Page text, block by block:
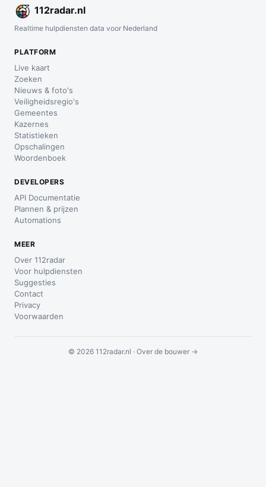
112radar.nl
Realtime hulpdiensten data voor Nederland
PLATFORM
Live kaart
Zoeken
Nieuws & foto's
Veiligheidsregio's
Gemeentes
Kazernes
Statistieken
Opschalingen
Woordenboek
DEVELOPERS
API Documentatie
Plannen & prijzen
Automations
MEER
Over 112radar
Voor hulpdiensten
Suggesties
Contact
Privacy
Voorwaarden
© 2026 112radar.nl · Over de bouwer →